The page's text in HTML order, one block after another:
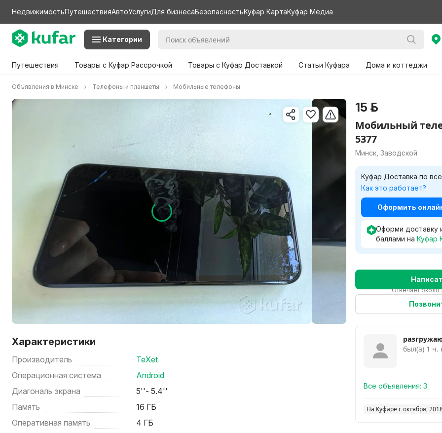
НедвижимостьПутешествияАвтоУслугиДля бизнесаБезопасностьКуфар КартаКуфар Медиа
Категории
Путешествия Товары с Куфар Рассрочкой Товары с Куфар Доставкой Статьи Куфара Дома и коттеджи
Объявления в Минске Телефоны и планшеты Мобильные телефоны
Характеристики
Производитель
TeXet
Операционная система
Android
Диагональ экрана
5''- 5.4''
Память
16 ГБ
Оперативная память
4 ГБ
15 р.
Мобильный
5377
Минск, Заводской
Куфар Доставка по
Как это работает?
Оформить
Оформи доставку
баллами на Куфар
Отвечает около
был(а) 1 ч.
Все объявления: 3
На Куфаре с октября,